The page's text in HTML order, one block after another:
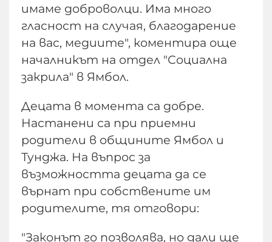
имаме доброволци. Има много
гласност на случая, благодарение
на вас, медиите", коментира още
началникът на отдел "Социална
закрила" в Ямбол.
Децата в момента са добре.
Настанени са при приемни
родители в общините Ямбол и
Тунджа. На въпрос за
възможността децата да се
върнат при собствените им
родителите, тя отговори:
"Законът го позволява, но дали ще